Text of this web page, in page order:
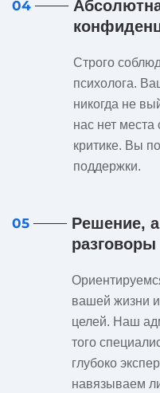
04
Строго
психолога.
никогда не
нас нет
критике. Вы
поддержки.
05
Решение,
разговоры
вашей жизни
целей. Наш
того
глубоко
навязываем